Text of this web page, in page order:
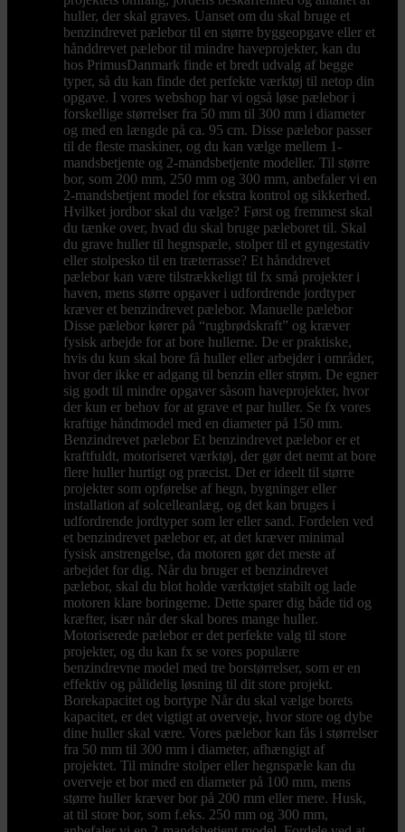
huller, der skal graves. Uanset om du skal bruge et
benzindrevet pælebor til en større byggeopgave eller et
hånddrevet pælebor til mindre haveprojekter, kan du
hos PrimusDanmark finde et bredt udvalg af begge
typer, så du kan finde det perfekte værktøj til netop din
opgave. I vores webshop har vi også løse pælebor i
forskellige størrelser fra 50 mm til 300 mm i diameter
og med en længde på ca. 95 cm. Disse pælebor passer
til de fleste maskiner, og du kan vælge mellem 1-
mandsbetjente og 2-mandsbetjente modeller. Til større
bor, som 200 mm, 250 mm og 300 mm, anbefaler vi en
2-mandsbetjent model for ekstra kontrol og sikkerhed.
Hvilket jordbor skal du vælge? Først og fremmest skal
du tænke over, hvad du skal bruge pæleboret til. Skal
du grave huller til hegnspæle, stolper til et gyngestativ
eller stolpesko til en træterrasse? Et hånddrevet
pælebor kan være tilstrækkeligt til fx små projekter i
haven, mens større opgaver i udfordrende jordtyper
kræver et benzindrevet pælebor. Manuelle pælebor
Disse pælebor kører på “rugbrødskraft” og kræver
fysisk arbejde for at bore hullerne. De er praktiske,
hvis du kun skal bore få huller eller arbejder i områder,
hvor der ikke er adgang til benzin eller strøm. De egner
sig godt til mindre opgaver såsom haveprojekter, hvor
der kun er behov for at grave et par huller. Se fx vores
kraftige håndmodel med en diameter på 150 mm.
Benzindrevet pælebor Et benzindrevet pælebor er et
kraftfuldt, motoriseret værktøj, der gør det nemt at bore
flere huller hurtigt og præcist. Det er ideelt til større
projekter som opførelse af hegn, bygninger eller
installation af solcelleanlæg, og det kan bruges i
udfordrende jordtyper som ler eller sand. Fordelen ved
et benzindrevet pælebor er, at det kræver minimal
fysisk anstrengelse, da motoren gør det meste af
arbejdet for dig. Når du bruger et benzindrevet
pælebor, skal du blot holde værktøjet stabilt og lade
motoren klare boringerne. Dette sparer dig både tid og
kræfter, især når der skal bores mange huller.
Motoriserede pælebor er det perfekte valg til store
projekter, og du kan fx se vores populære
benzindrevne model med tre borstørrelser, som er en
effektiv og pålidelig løsning til dit store projekt.
Borekapacitet og bortype Når du skal vælge borets
kapacitet, er det vigtigt at overveje, hvor store og dybe
dine huller skal være. Vores pælebor kan fås i størrelser
fra 50 mm til 300 mm i diameter, afhængigt af
projektet. Til mindre stolper eller hegnspæle kan du
overveje et bor med en diameter på 100 mm, mens
større huller kræver bor på 200 mm eller mere. Husk,
at til store bor, som f.eks. 250 mm og 300 mm,